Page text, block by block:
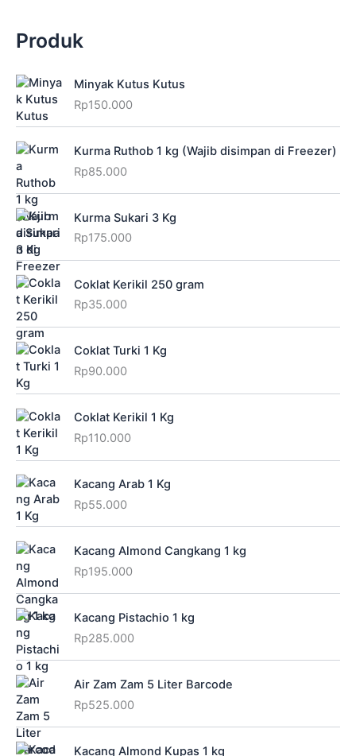
Produk
Minyak Kutus Kutus
Rp150.000
Kurma Ruthob 1 kg (Wajib disimpan di Freezer)
Rp85.000
Kurma Sukari 3 Kg
Rp175.000
Coklat Kerikil 250 gram
Rp35.000
Coklat Turki 1 Kg
Rp90.000
Coklat Kerikil 1 Kg
Rp110.000
Kacang Arab 1 Kg
Rp55.000
Kacang Almond Cangkang 1 kg
Rp195.000
Kacang Pistachio 1 kg
Rp285.000
Air Zam Zam 5 Liter Barcode
Rp525.000
Kacang Almond Kupas 1 kg